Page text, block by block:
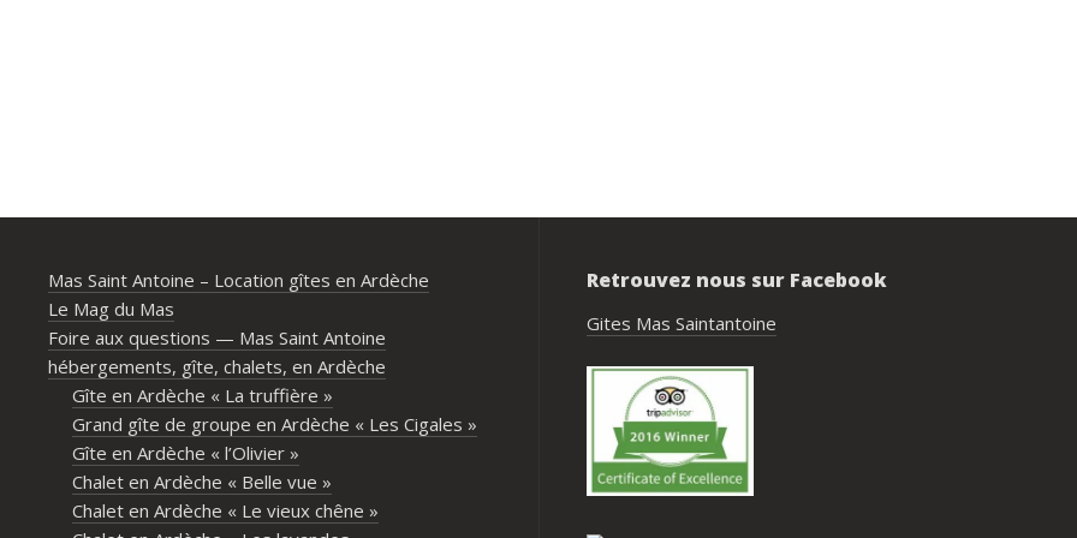
Mas Saint Antoine – Location gîtes en Ardèche
Le Mag du Mas
Foire aux questions — Mas Saint Antoine
hébergements, gîte, chalets, en Ardèche
Gîte en Ardèche « La truffière »
Grand gîte de groupe en Ardèche « Les Cigales »
Gîte en Ardèche « l’Olivier »
Chalet en Ardèche « Belle vue »
Chalet en Ardèche « Le vieux chêne »
Retrouvez nous sur Facebook
Gites Mas Saintantoine